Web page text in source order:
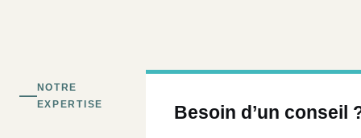
NOTRE
EXPERTISE
Besoin d’un conseil